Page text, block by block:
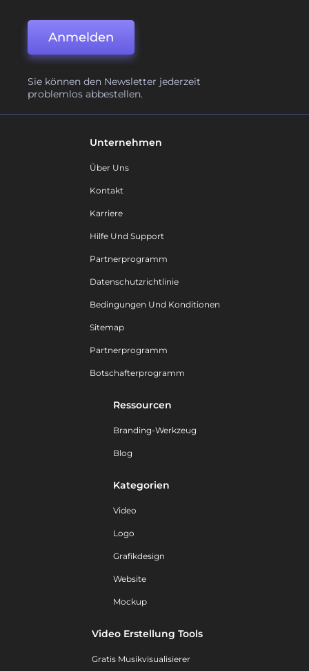
Anmelden
Sie können den Newsletter jederzeit
problemlos abbestellen.
Unternehmen
Über Uns
Kontakt
Karriere
Hilfe Und Support
Partnerprogramm
Datenschutzrichtlinie
Bedingungen Und Konditionen
Sitemap
Partnerprogramm
Botschafterprogramm
Ressourcen
Branding-Werkzeug
Blog
Kategorien
Video
Logo
Grafikdesign
Website
Mockup
Video Erstellung Tools
Gratis Musikvisualisierer